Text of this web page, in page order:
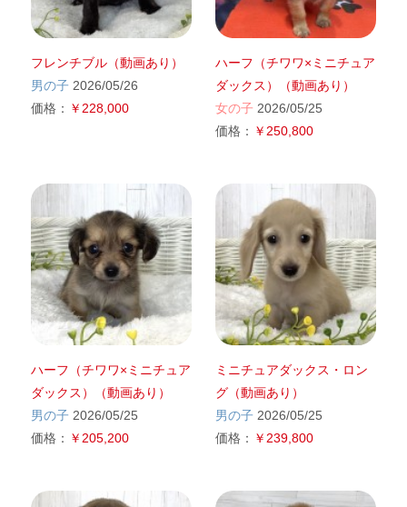
フレンチブル（動画あり）
男の子2026/05/26
価格： ￥228,000
ハーフ（チワワ×ミニチュア
ダックス）（動画あり）
女の子 2026/05/25
価格： ￥250,800
ハーフ（チワワ×ミニチュア
ダックス）（動画あり）
男の子2026/05/25
価格： ￥205,200
ミニチュアダックス・ロン
グ（動画あり）
男の子2026/05/25
価格： ￥239,800